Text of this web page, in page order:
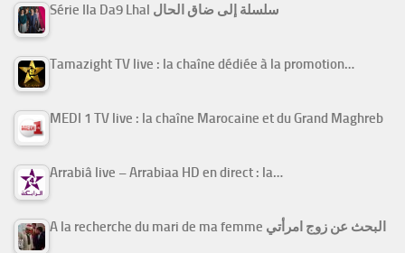
Série Ila Da9 Lhal سلسلة إلى ضاق الحال
Tamazight TV live : la chaîne dédiée à la promotion…
MEDI 1 TV live : la chaîne Marocaine et du Grand Maghreb
Arrabiâ live – Arrabiaa HD en direct : la…
A la recherche du mari de ma femme البحث عن زوج امرأتي